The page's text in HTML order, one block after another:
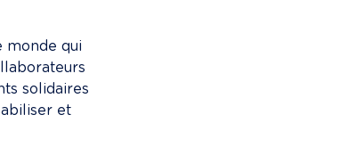
monde qui
solidaires
et